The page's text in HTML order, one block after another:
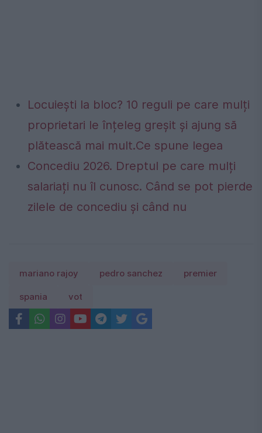
Locuiești la bloc? 10 reguli pe care mulți
proprietari le înțeleg greșit și ajung să
plătească mai mult.Ce spune legea
Concediu 2026. Dreptul pe care mulți
salariați nu îl cunosc. Când se pot pierde
zilele de concediu și când nu
mariano rajoy pedro sanchez premier
spania vot